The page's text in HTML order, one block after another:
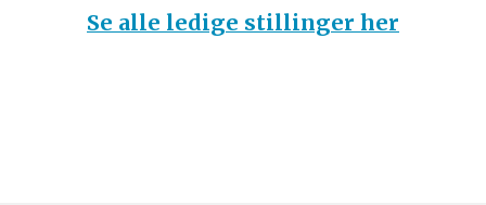
Se alle ledige stillinger her